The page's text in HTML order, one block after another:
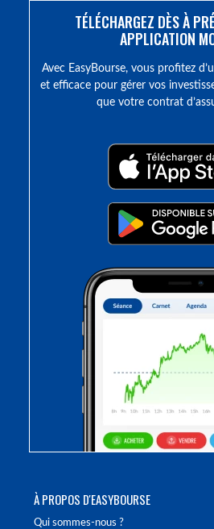
À PROPOS D'EASYBOURSE
Qui sommes-nous ?
TÉLÉCHARGEZ DÈS À
APPLICATION
Avec EasyBourse, vous profitez
et efficace pour gérer vos
que votre contrat